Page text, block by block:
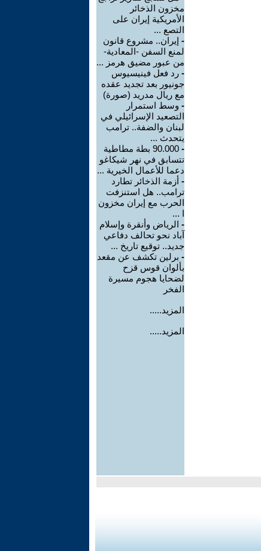
مخزون الذخائر
الأمريكية إيران على
التصع ...
- إيران.. مشروع قانون
لمنع السفن -المعادية-
من عبور مضيق هرمز ...
- رد فعل فينيسيوس
جونيور بعد تجديد عقده
مع ريال مدريد (صورة)
- وسط استمرار
التصعيد الإسرائيلي في
لبنان والضفة.. ترامب
يتحدث ...
-
90.000 بطة مطاطية
تتسابق في نهر شيكاغو
دعما للأعمال الخيرية ...
- أزمة الذخائر تطارد
ترامب.. هل استنزفت
الحرب مع إيران مخزون
ا ...
- الرياض وأنقرة وإسلام
آباد نحو تحالف دفاعي
جديد.. توقيع تاريخ ...
- برلين تكشف عن مقعد
بألوان قوس قزح
لضحايا هجوم مسيرة
الفخر
المزيد.....
المزيد.....